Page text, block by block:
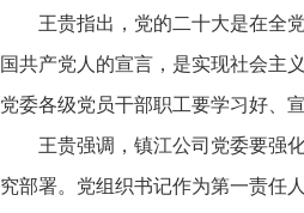
王贵指出，党的二十大是在全
国共产党人的宣言，是实现社会主
党委各级党员干部职工要学习好、
王贵强调，镇江公司党委要强
究部署。党组织书记作为第一责任